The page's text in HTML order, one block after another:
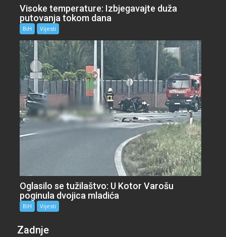
Visoke temperature: Izbjegavajte duža
putovanja tokom dana
BiH Vijesti
Oglasilo se tužilaštvo: U Kotor Varošu
poginula dvojica mladića
BiH Vijesti
Zadnje